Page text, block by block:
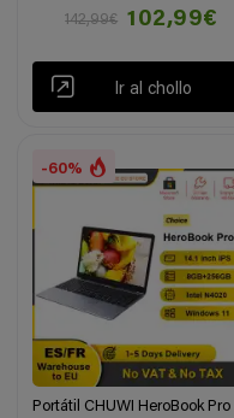
142,99€
102,99€
Ir al chollo
-60%
Portátil CHUWI HeroBook Pro